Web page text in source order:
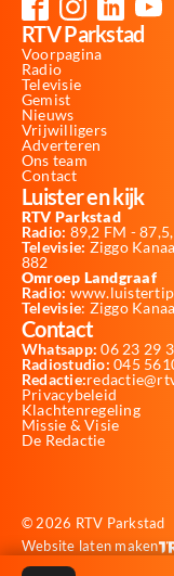
RTV Parkstad
Voorpagina
Radio
Televisie
Gemist
Nieuws
Vrijwilligers
Adverteren
Ons team
Contact
Luister en kijk
RTV Parkstad
Radio: 89,2 FM -
Televisie: Ziggo
882
Omroep Landgraaf
Radio:
Televisie: Ziggo
Contact
Whatsapp: 06 23 29
Radiostudio: 045
Redactie:
Privacybeleid
Klachtenregeling
Missie & Visie
De Redactie
© 2026 RTV Parkstad
Website laten maken